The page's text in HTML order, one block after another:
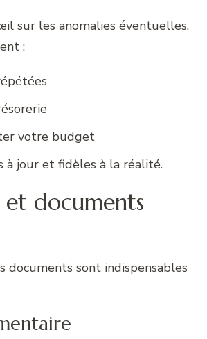
sur les anomalies éventuelles.
:
votre budget
à jour et fidèles à la réalité.
et documents
documents sont indispensables